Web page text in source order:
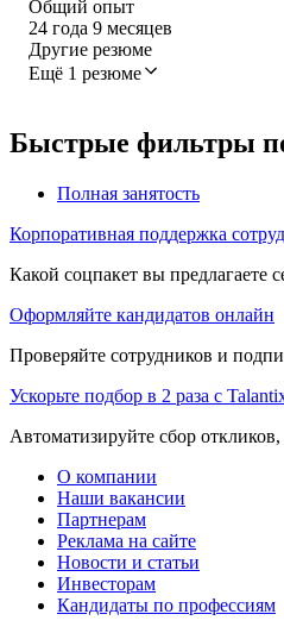
Общий опыт
24 года 9 месяцев
Другие резюме
Ещё 1 резюме
Быстрые фильтры
Полная занятость
Корпоративная поддержка
Какой соцпакет вы предлагаете
Оформляйте кандидатов онлайн
Проверяйте сотрудников и
Ускорьте подбор в 2 раза с
Автоматизируйте сбор
О компании
Наши вакансии
Партнерам
Реклама на сайте
Новости и статьи
Инвесторам
Кандидаты по профессиям